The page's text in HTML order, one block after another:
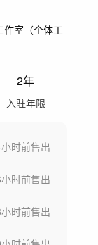
作室（个体工
2年
入驻年限
时前售出
时前售出
时前售出